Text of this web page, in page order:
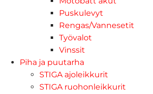
Puskulevyt
Rengas/Vannesetit
Työvalot
Vinssit
Piha ja puutarha
STIGA ajoleikkurit
STIGA ruohonleikkurit